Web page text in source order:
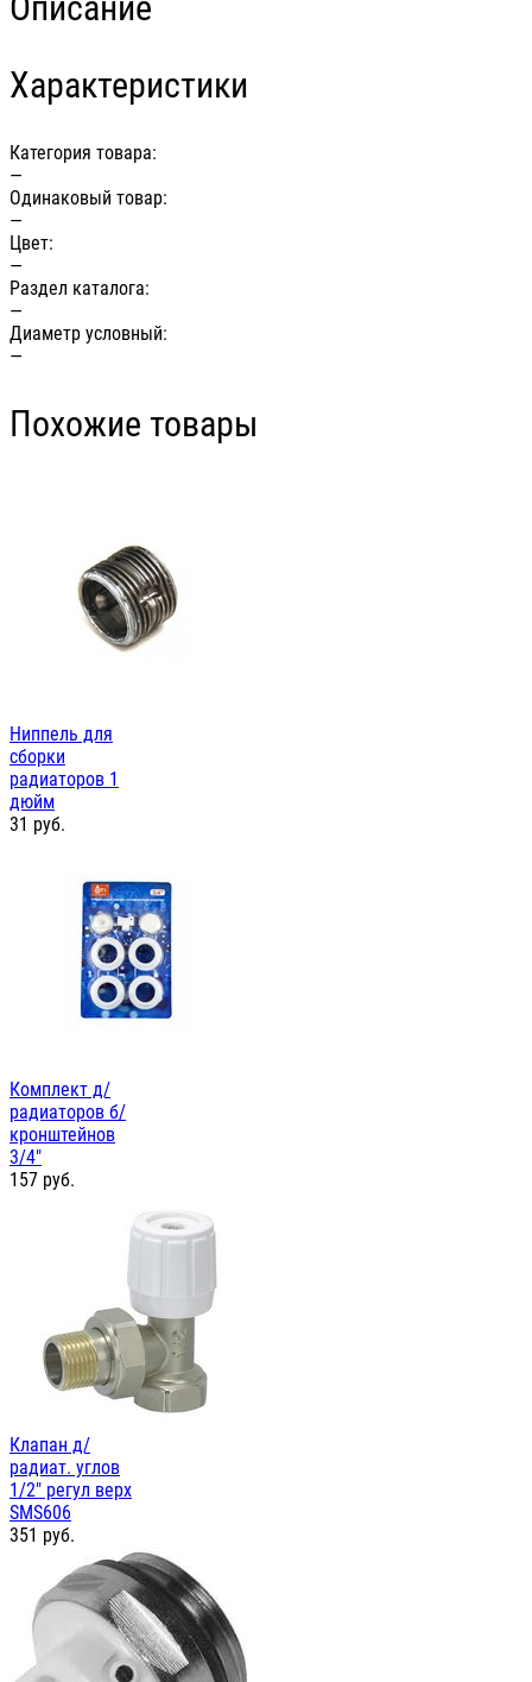
Характеристики
Категория товара:
—
Одинаковый товар:
—
Цвет:
—
Раздел каталога:
—
Диаметр условный:
—
Похожие товары
Ниппель для
сборки
радиаторов 1
дюйм
31 руб.
Комплект д/
радиаторов б/
кронштейнов
3/4"
157 руб.
Клапан д/
радиат. углов
1/2" регул верх
SMS606
351 руб.